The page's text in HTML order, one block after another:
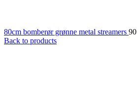
80cm bomberør grønne metal streamers 90
Back to products